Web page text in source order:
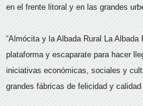
en el frente litoral y en las grandes
“Almócita y la Albada Rural La
plataforma y escaparate para hacer
iniciativas económicas, sociales y
grandes fábricas de felicidad y